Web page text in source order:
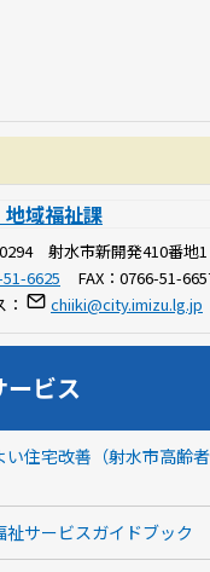
域福祉課
射水市新開発410番地1
6625 FAX： 0766-51-
chiiki@city.imizu.lg.jp
ービス
い住宅改善（射水市高齢
サービスガイドブック